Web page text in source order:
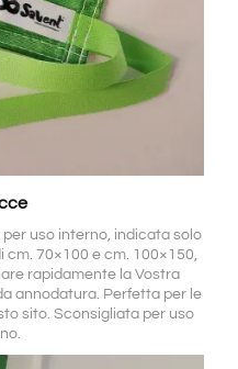
uso interno, indicata solo
cm. 70×100 e cm. 100×150,
rapidamente la Vostra
annodatura. Perfetta per le
sito. Sconsigliata per uso